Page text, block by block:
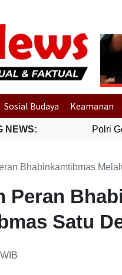
Sosial Budaya Keamanan
NEWS: Polri
Bhabinkamtibmas
Peran
Satu